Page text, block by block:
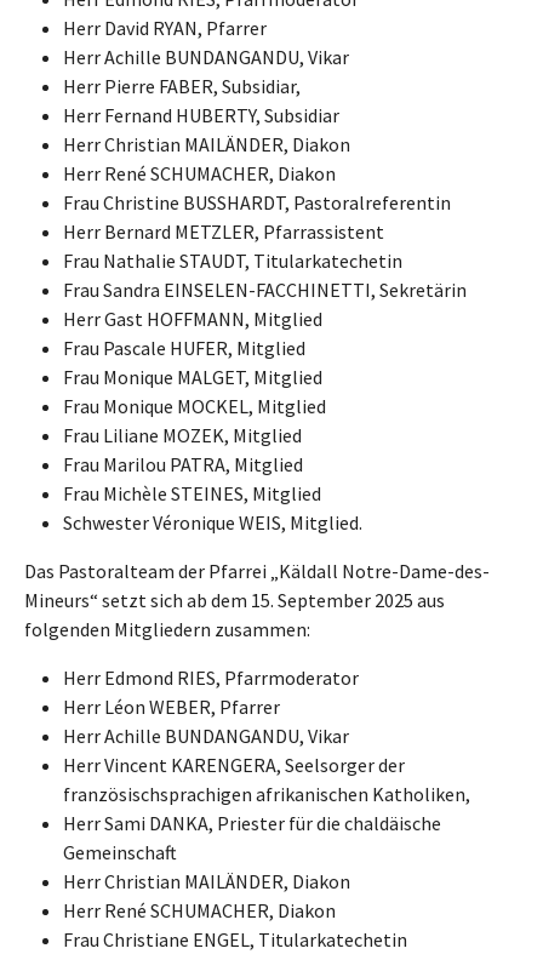
Herr David RYAN, Pfarrer
Herr Achille BUNDANGANDU, Vikar
Herr Pierre FABER, Subsidiar,
Herr Fernand HUBERTY, Subsidiar
Herr Christian MAILÄNDER, Diakon
Herr René SCHUMACHER, Diakon
Frau Christine BUSSHARDT, Pastoralreferentin
Herr Bernard METZLER, Pfarrassistent
Frau Nathalie STAUDT, Titularkatechetin
Frau Sandra EINSELEN-FACCHINETTI, Sekretärin
Herr Gast HOFFMANN, Mitglied
Frau Pascale HUFER, Mitglied
Frau Monique MALGET, Mitglied
Frau Monique MOCKEL, Mitglied
Frau Liliane MOZEK, Mitglied
Frau Marilou PATRA, Mitglied
Frau Michèle STEINES, Mitglied
Schwester Véronique WEIS, Mitglied.
Das Pastoralteam der Pfarrei „Käldall Notre-Dame-des-
Mineurs“ setzt sich ab dem 15. September 2025 aus
folgenden Mitgliedern zusammen:
Herr Edmond RIES, Pfarrmoderator
Herr Léon WEBER, Pfarrer
Herr Achille BUNDANGANDU, Vikar
Herr Vincent KARENGERA, Seelsorger der
französischsprachigen afrikanischen Katholiken,
Herr Sami DANKA, Priester für die chaldäische
Gemeinschaft
Herr Christian MAILÄNDER, Diakon
Herr René SCHUMACHER, Diakon
Frau Christiane ENGEL, Titularkatechetin